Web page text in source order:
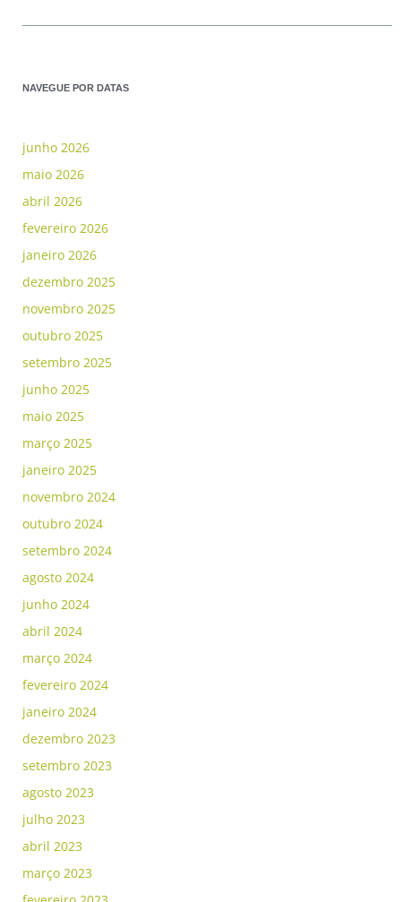
NAVEGUE POR DATAS
junho 2026
maio 2026
abril 2026
fevereiro 2026
janeiro 2026
dezembro 2025
novembro 2025
outubro 2025
setembro 2025
junho 2025
maio 2025
março 2025
janeiro 2025
novembro 2024
outubro 2024
setembro 2024
agosto 2024
junho 2024
abril 2024
março 2024
fevereiro 2024
janeiro 2024
dezembro 2023
setembro 2023
agosto 2023
julho 2023
abril 2023
março 2023